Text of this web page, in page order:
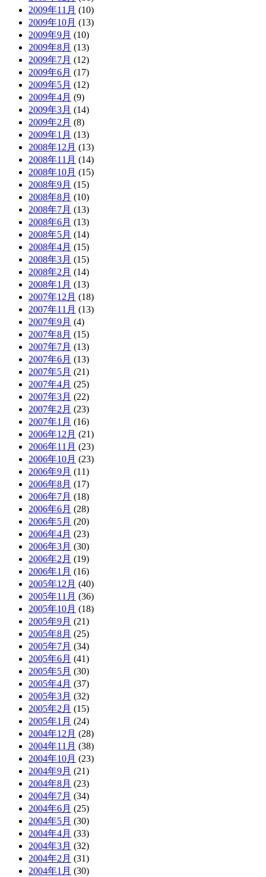
2009年11月 (10)
2009年10月 (13)
2009年9月 (10)
2009年8月 (13)
2009年7月 (12)
2009年6月 (17)
2009年5月 (12)
2009年4月 (9)
2009年3月 (14)
2009年2月 (8)
2009年1月 (13)
2008年12月 (13)
2008年11月 (14)
2008年10月 (15)
2008年9月 (15)
2008年8月 (10)
2008年7月 (13)
2008年6月 (13)
2008年5月 (14)
2008年4月 (15)
2008年3月 (15)
2008年2月 (14)
2008年1月 (13)
2007年12月 (18)
2007年11月 (13)
2007年9月 (4)
2007年8月 (15)
2007年7月 (13)
2007年6月 (13)
2007年5月 (21)
2007年4月 (25)
2007年3月 (22)
2007年2月 (23)
2007年1月 (16)
2006年12月 (21)
2006年11月 (23)
2006年10月 (23)
2006年9月 (11)
2006年8月 (17)
2006年7月 (18)
2006年6月 (28)
2006年5月 (20)
2006年4月 (23)
2006年3月 (30)
2006年2月 (19)
2006年1月 (16)
2005年12月 (40)
2005年11月 (36)
2005年10月 (18)
2005年9月 (21)
2005年8月 (25)
2005年7月 (34)
2005年6月 (41)
2005年5月 (30)
2005年4月 (37)
2005年3月 (32)
2005年2月 (15)
2005年1月 (24)
2004年12月 (28)
2004年11月 (38)
2004年10月 (23)
2004年9月 (21)
2004年8月 (23)
2004年7月 (34)
2004年6月 (25)
2004年5月 (30)
2004年4月 (33)
2004年3月 (32)
2004年2月 (31)
2004年1月 (30)